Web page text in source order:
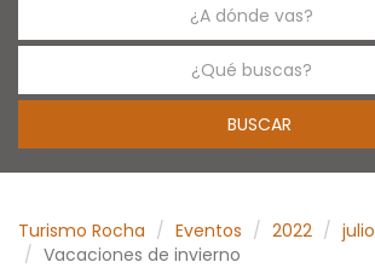
¿A dónde vas?
¿Qué buscas?
Turismo Rocha Eventos 2022 julio
Vacaciones de invierno